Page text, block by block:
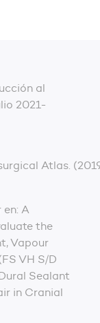
al
2021-
Atlas.
A
the
Vapour
VH S/D
Sealant
in Cranial